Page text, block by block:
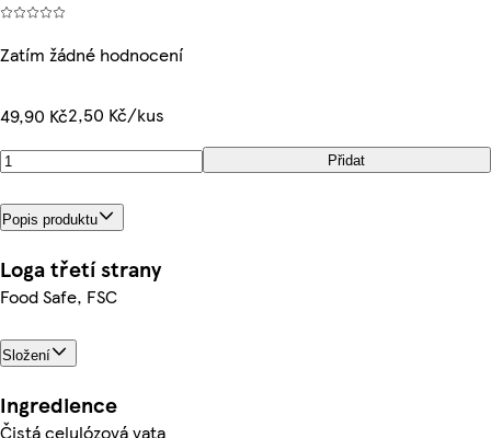
Zatím žádné hodnocení
49,90 Kč2,50 Kč/kus
Přidat
Popis produktu
Loga třetí strany
Food Safe, FSC
Složení
Ingredience
Čistá celulózová vata